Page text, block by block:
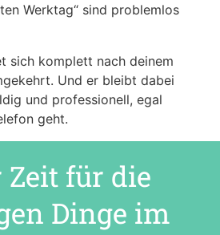
Werktag“ sind problemlos
sich komplett nach deinem
Und er bleibt dabei
und professionell, egal
geht.
Zeit für die
Dinge im